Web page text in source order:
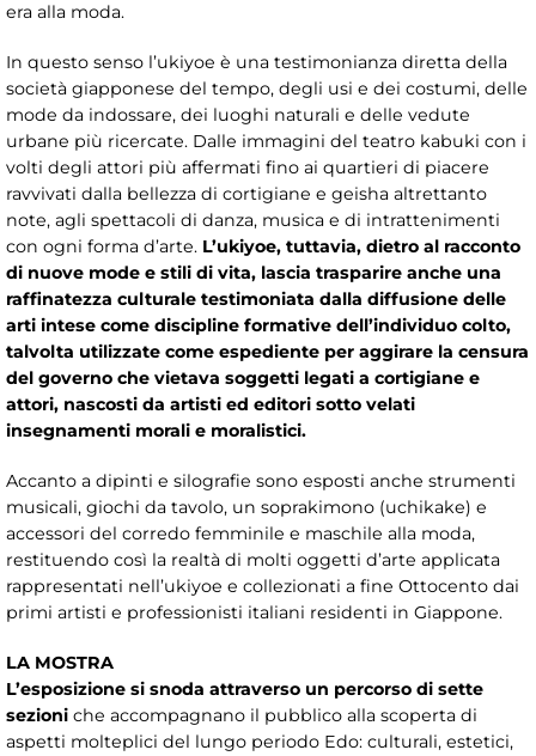
era alla moda.
In questo senso l’ukiyoe è una testimonianza diretta della
società giapponese del tempo, degli usi e dei costumi, delle
mode da indossare, dei luoghi naturali e delle vedute
urbane più ricercate. Dalle immagini del teatro kabuki con i
volti degli attori più affermati fino ai quartieri di piacere
ravvivati dalla bellezza di cortigiane e geisha altrettanto
note, agli spettacoli di danza, musica e di intrattenimenti
con ogni forma d’arte. L’ukiyoe, tuttavia, dietro al racconto
di nuove mode e stili di vita, lascia trasparire anche una
raffinatezza culturale testimoniata dalla diffusione delle
arti intese come discipline formative dell’individuo colto,
talvolta utilizzate come espediente per aggirare la censura
del governo che vietava soggetti legati a cortigiane e
attori, nascosti da artisti ed editori sotto velati
insegnamenti morali e moralistici.
Accanto a dipinti e silografie sono esposti anche strumenti
musicali, giochi da tavolo, un soprakimono (uchikake) e
accessori del corredo femminile e maschile alla moda,
restituendo così la realtà di molti oggetti d’arte applicata
rappresentati nell’ukiyoe e collezionati a fine Ottocento dai
primi artisti e professionisti italiani residenti in Giappone.
LA MOSTRA
L’esposizione si snoda attraverso un percorso di sette
sezioni che accompagnano il pubblico alla scoperta di
aspetti molteplici del lungo periodo Edo: culturali, estetici,